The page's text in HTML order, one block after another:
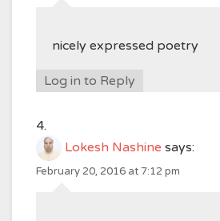
nicely expressed poetry
Log in to Reply
Lokesh Nashine says:
February 20, 2016 at 7:12 pm